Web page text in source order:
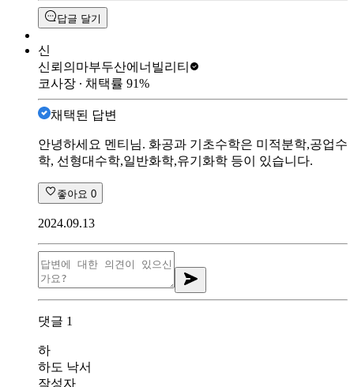
답글 달기
신
신뢰의마부두산에너빌리티
코사장 ∙ 채택률 91%
채택된 답변
안녕하세요 멘티님. 화공과 기초수학은 미적분학,공업수
학, 선형대수학,일반화학,유기화학 등이 있습니다.
좋아요 0
2024.09.13
댓글 1
하
하도 낙서
작성자